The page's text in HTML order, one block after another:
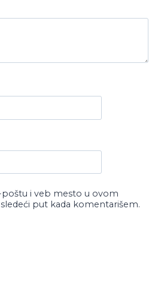
poštu i veb mesto u ovom
put kada komentarišem.